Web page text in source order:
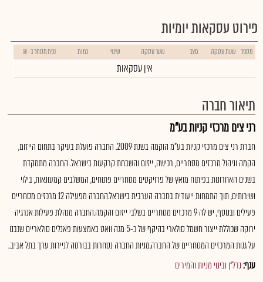
פירוט עסקאות יומיות
מספר שעת עסקה מצב שער עסקה שינוי כמות נפח מסחר ב- ₪
אין עסקאות
תיאור חברה
רני צים מרכזי קניות בע"מ
חברת רני צים מרכזי קניות בע"מ הוקמה בשנת 2009. החברה פועלת בעיקר בתחום הייזום,
הקמה וניהול מרכזים מסחריים, רכישה, ייזום והשבחת קרקעות בישראל. החברה מתמקדת
בשנים האחרונות בפיתוח מואץ של פרויקטים מסחריים פתוחים, המשלבים קמעונאות, בילוי
ושירותים, תוך התמחות ייעודית בחברה הערבית בישראל.החברה מפעילה 12 מרכזים מסחריים
פעילים ובנוסף, יש לה 9 מרכזים מסחריים בשלבי ייזום והקמה.החברה מנהלת פעילות אנרגיה
ירוקה שכוללת ייצור חשמל סולארי בהיקף של כ-5 מגה וואט באמצעות פאנלים סולאריים שנבנו
על גגות המרכזים המסחריים של החברה.מניות החברה נסחרות בבורסה לניירות ערך בתל אביב..
ענף:נדל"ן ובינוי מניות והמירים